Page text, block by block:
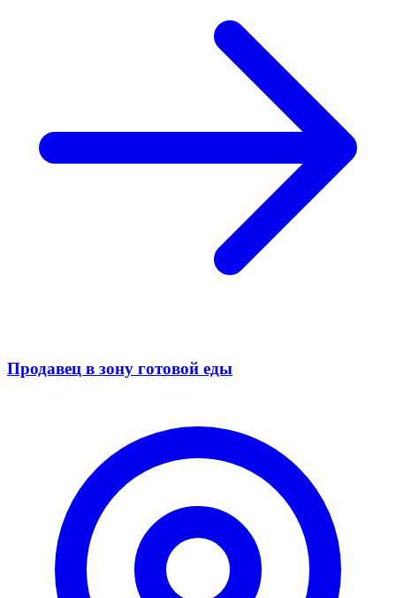
Продавец в зону готовой еды